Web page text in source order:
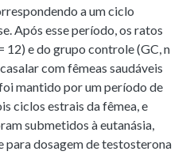
a um ciclo
Após esse período, os ratos
12) e do grupo controle (GC, n
com fêmeas saudáveis
mantido por um período de
ciclos estrais da fêmea, e
submetidos à eutanásia,
para dosagem de testosterona